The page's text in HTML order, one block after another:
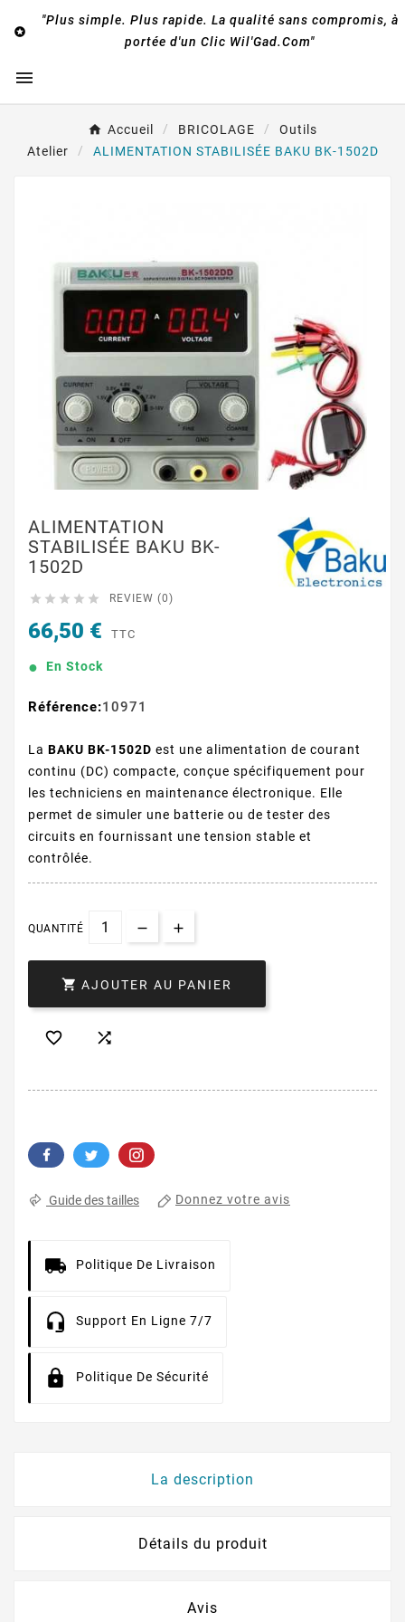

"Plus simple. Plus rapide. La qualité sans compromis, à
portée d'un Clic Wil'Gad.Com"

Accueil BRICOLAGE
Outils
Atelier
ALIMENTATION STABILISÉE BAKU BK-1502D
ALIMENTATION
STABILISÉE BAKU BK-
1502D
     REVIEW (0)
66,50 € TTC
En Stock
Référence:10971
La BAKU BK-1502D est une alimentation de courant
continu (DC) compacte, conçue spécifiquement pour
les techniciens en maintenance électronique. Elle
permet de simuler une batterie ou de tester des
circuits en fournissant une tension stable et
contrôlée.
QUANTITÉ
 AJOUTER AU PANIER
 
Guide des tailles Donnez votre avis
Politique De Livraison
Support En Ligne 7/7
Politique De Sécurité
La description
Détails du produit
Avis